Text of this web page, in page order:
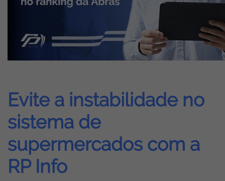
Evite a instabilidade no
sistema de
supermercados com a
RP Info